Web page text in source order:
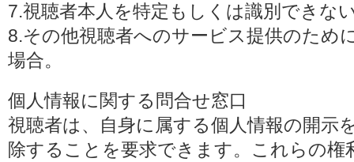
7.視聴者本人を特定もしくは識別できな
8.その他視聴者へのサービス提供のため
場合。
個人情報に関する問合せ窓口
視聴者は、自身に属する個人情報の開示
除することを要求できます。これらの権